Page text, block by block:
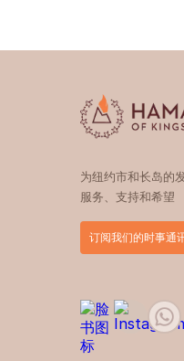
为纽约市和长岛的
服务、支持和希望
订阅我们的时事通